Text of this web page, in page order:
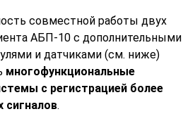
совместной работы двух
АБП-10 с дополнительными
и датчиками (см. ниже)
многофункциональные
с регистрацией более
сигналов.